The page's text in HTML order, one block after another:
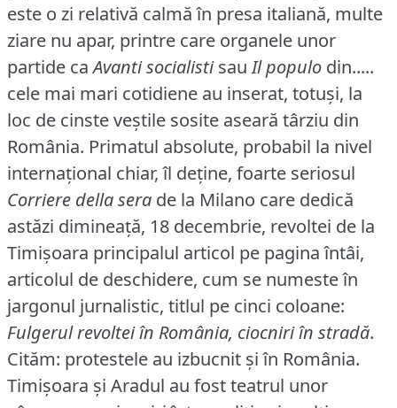
este o zi relativă calmă în presa italiană, multe
ziare nu apar, printre care organele unor
partide caAvanti socialistisauIl populo din.....
cele mai mari cotidiene au inserat, totuşi, la
loc de cinste veştile sosite aseară târziu din
România. Primatul absolute, probabil la nivel
internaţional chiar, îl deţine, foarte seriosul
Corriere della sera de la Milano care dedică
astăzi dimineaţă, 18 decembrie, revoltei de la
Timişoara principalul articol pe pagina întâi,
articolul de deschidere, cum se numeste în
jargonul jurnalistic, titlul pe cinci coloane:
Fulgerul revoltei în România, ciocniri în stradă.
Cităm: protestele au izbucnit şi în România.
Timişoara şi Aradul au fost teatrul unor